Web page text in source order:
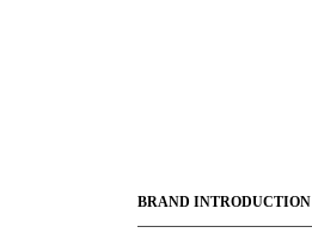
BRAND INTRODUCTION